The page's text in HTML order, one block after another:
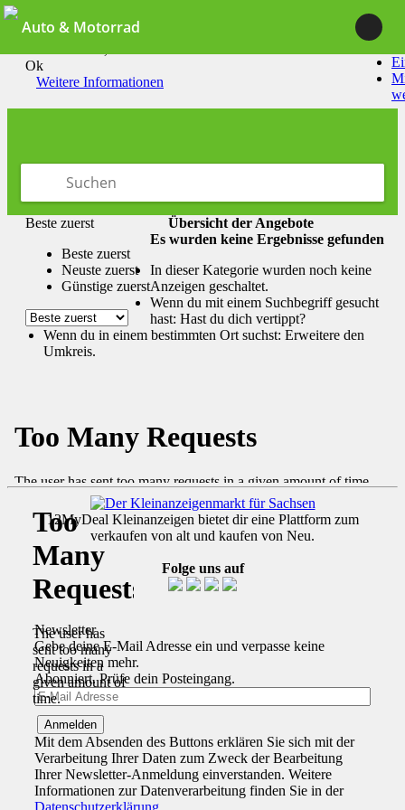
Durch die Nutzung unserer Dienste erklärst du dich damit
Ok
Weitere Informationen
Auto & Motorrad
Übersicht der Angebote
Beste zuerst
Beste zuerst
Neuste zuerst
Günstige zuerst
Es wurden keine Ergebnisse gefunden
In dieser Kategorie wurden noch keine
Anzeigen geschaltet.
Wenn du mit einem Suchbegriff gesucht
hast: Hast du dich vertippt?
Wenn du in einem bestimmten Ort suchst: Erweitere den
Umkreis.
12MyDeal Kleinanzeigen bietet dir eine Plattform zum
verkaufen von alt und kaufen von Neu.
Folge uns auf
Newsletter
Gebe deine E-Mail Adresse ein und verpasse keine
Neuigkeiten mehr.
Abonniert. Prüfe dein Posteingang.
Mit dem Absenden des Buttons erklären Sie sich mit der
Verarbeitung Ihrer Daten zum Zweck der Bearbeitung
Ihrer Newsletter-Anmeldung einverstanden. Weitere
Informationen zur Datenverarbeitung finden Sie in der
Datenschutzerklärung